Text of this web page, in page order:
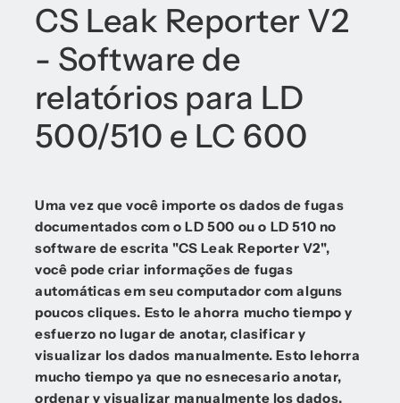
CS Leak Reporter V2
- Software de
relatórios para LD
500/510 e LC 600
Uma vez que você importe os dados de fugas
documentados com o LD 500 ou o LD 510 no
software de escrita "CS Leak Reporter V2",
você pode criar informações de fugas
automáticas em seu computador com alguns
poucos cliques. Esto le ahorra mucho tiempo y
esfuerzo no lugar de anotar, clasificar y
visualizar los dados manualmente. Esto lehorra
mucho tiempo ya que no esnecesario anotar,
ordenar y visualizar manualmente los dados.